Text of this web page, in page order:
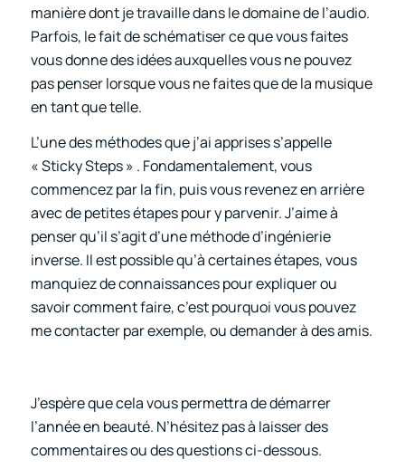
manière dont je travaille dans le domaine de l’audio.
Parfois, le fait de schématiser ce que vous faites
vous donne des idées auxquelles vous ne pouvez
pas penser lorsque vous ne faites que de la musique
en tant que telle.
L’une des méthodes que j’ai apprises s’appelle
« Sticky Steps » . Fondamentalement, vous
commencez par la fin, puis vous revenez en arrière
avec de petites étapes pour y parvenir. J’aime à
penser qu’il s’agit d’une méthode d’ingénierie
inverse. Il est possible qu’à certaines étapes, vous
manquiez de connaissances pour expliquer ou
savoir comment faire, c’est pourquoi vous pouvez
me contacter par exemple, ou demander à des amis.
J’espère que cela vous permettra de démarrer
l’année en beauté. N’hésitez pas à laisser des
commentaires ou des questions ci-dessous.